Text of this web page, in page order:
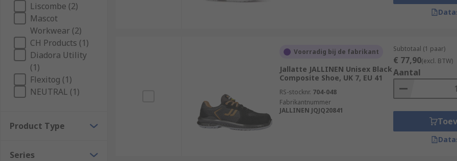
Liscombe (2)
Mascot
Workwear (2)
CH Products (1)
Diadora Utility
(1)
Flexitog (1)
NEUTRAL (1)
Product Type
Series
Voorradig bij de fabrikant
Jallatte JALLINEN Unisex Black
Composite Shoe, UK 7, EU 41
RS-stocknr. 704-048
Fabrikantnummer
JALLINEN JQJQ20841
Subtotaal (1 paar)
€ 77,90(excl. BTW)
Aantal